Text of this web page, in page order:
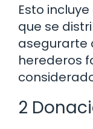
Esto
que se
asegurarte
herederos
2